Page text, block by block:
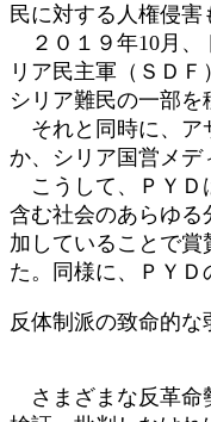
民に対する人権侵害
２０１９年10月、
リア民主軍（ＳＤ
シリア難民の一部を
それと同時に、ア
か、シリア国営メデ
こうして、ＰＹＤ
含む社会のあらゆる
加していることで賞
た。同様に、ＰＹＤ
反体制派の致命的な
さまざまな反革命